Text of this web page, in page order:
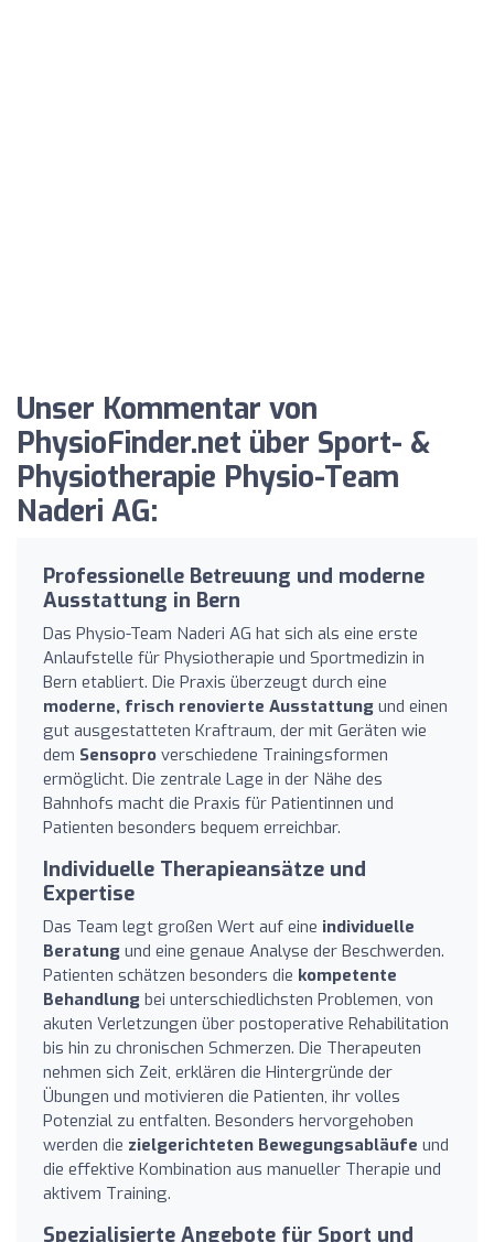
Unser Kommentar von
PhysioFinder.net über Sport- &
Physiotherapie Physio-Team
Naderi AG:
Professionelle Betreuung und moderne
Ausstattung in Bern
Das Physio-Team Naderi AG hat sich als eine erste
Anlaufstelle für Physiotherapie und Sportmedizin in
Bern etabliert. Die Praxis überzeugt durch eine
moderne, frisch renovierte Ausstattung und einen
gut ausgestatteten Kraftraum, der mit Geräten wie
dem Sensopro verschiedene Trainingsformen
ermöglicht. Die zentrale Lage in der Nähe des
Bahnhofs macht die Praxis für Patientinnen und
Patienten besonders bequem erreichbar.
Individuelle Therapieansätze und
Expertise
Das Team legt großen Wert auf eine individuelle
Beratung und eine genaue Analyse der Beschwerden.
Patienten schätzen besonders die kompetente
Behandlung bei unterschiedlichsten Problemen, von
akuten Verletzungen über postoperative Rehabilitation
bis hin zu chronischen Schmerzen. Die Therapeuten
nehmen sich Zeit, erklären die Hintergründe der
Übungen und motivieren die Patienten, ihr volles
Potenzial zu entfalten. Besonders hervorgehoben
werden die zielgerichteten Bewegungsabläufe und
die effektive Kombination aus manueller Therapie und
aktivem Training.
Spezialisierte Angebote für Sport und